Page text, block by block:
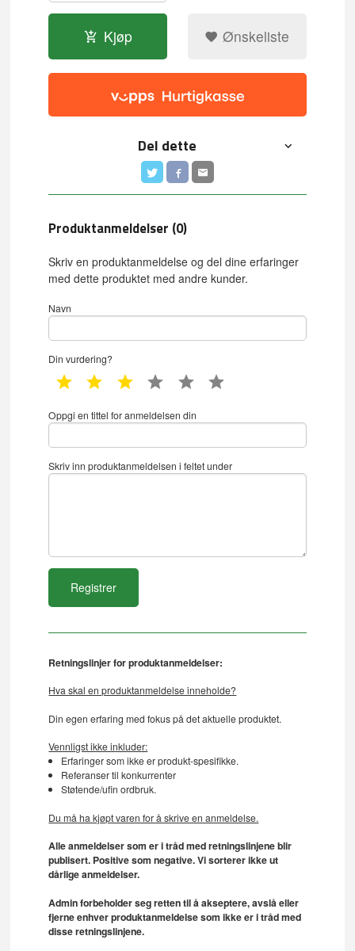
Kjøp Ønskeliste
Del dette
Produktanmeldelser (0)
Skriv en produktanmeldelse og del dine erfaringer
med dette produktet med andre kunder.
Navn
Din vurdering?
1 star 2 star 3 star 4 star 5 star
Oppgi en tittel for anmeldelsen din
Skriv inn produktanmeldelsen i feltet under
Retningslinjer for produktanmeldelser:
Hva skal en produktanmeldelse inneholde?
Din egen erfaring med fokus på det aktuelle produktet.
Vennligst ikke inkluder:
Erfaringer som ikke er produkt-spesifikke.
Referanser til konkurrenter
Støtende/ufin ordbruk.
Du må ha kjøpt varen for å skrive en anmeldelse.
Alle anmeldelser som er i tråd med retningslinjene blir
publisert. Positive som negative. Vi sorterer ikke ut
dårlige anmeldelser.
Admin forbeholder seg retten til å akseptere, avslå eller
fjerne enhver produktanmeldelse som ikke er i tråd med
disse retningslinjene.